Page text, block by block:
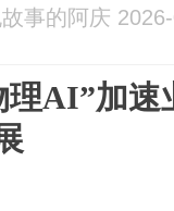
事的阿庆
AI”加速